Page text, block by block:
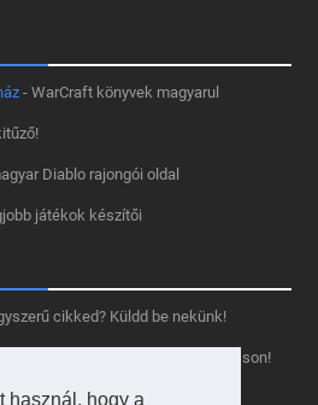
használ, hogy a
- WarCraft könyvek magyarul
Diablo rajongói oldal
játékok készítői
cikked? Küldd be nekünk!
oldal? Segíts, hogy fennmaradhasson!
velünk kapcsolatba!